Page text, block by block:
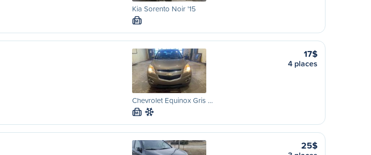
Kia Sorento Noir '15
M
Chevrolet Equinox Gris …
M
17$
4 places
25$